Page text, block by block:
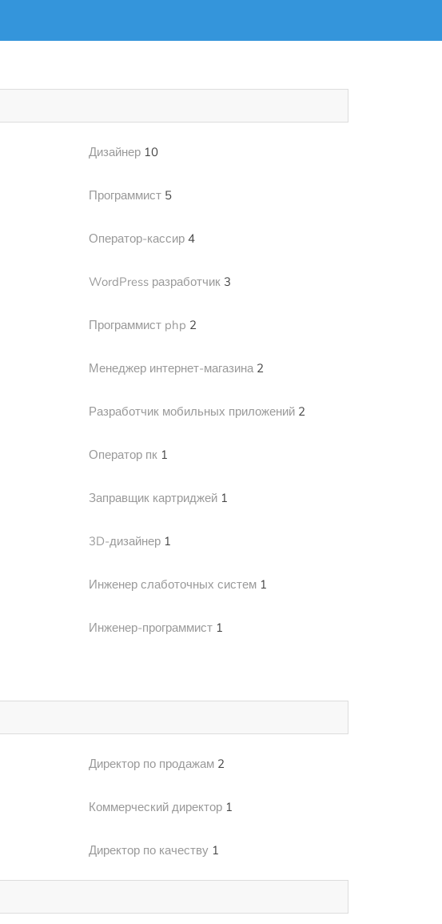
Дизайнер 10
Программист 5
Оператор-кассир 4
WordPress разработчик 3
Программист php 2
Менеджер интернет-магазина 2
Разработчик мобильных приложений 2
Оператор пк 1
Заправщик картриджей 1
3D-дизайнер 1
Инженер слаботочных систем 1
Инженер-программист 1
Директор по продажам 2
Коммерческий директор 1
Директор по качеству 1